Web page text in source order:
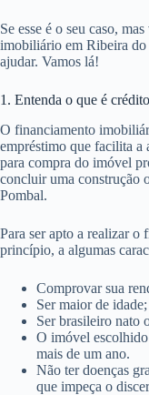
Se esse é o seu caso,
imobiliário em Ribeira do
ajudar. Vamos lá!
1. Entenda o que é
O financiamento
empréstimo que facilita a
para compra do imóvel
concluir uma construção
Pombal.
Para ser apto a realizar o
princípio, a algumas
Comprovar sua
Ser maior de idade;
Ser brasileiro nato
O imóvel
mais de um ano.
Não ter doenças
que impeça o